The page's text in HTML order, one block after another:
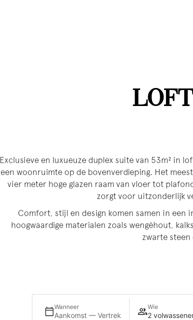
Exclusieve en luxueuze duplex suite van 53m² in
een woonruimte op de bovenverdieping. Het
vier meter hoge glazen raam van vloer tot
zorgt voor uitzonderlijk
Comfort, stijl en design komen samen in een
hoogwaardige materialen zoals wengéhout,
zwarte
Wanneer
Aankomst — Vertrek
Wie
2